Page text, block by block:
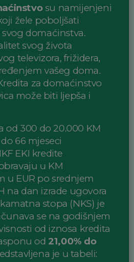
su namijenjeni
žele poboljšati
svog domaćinstva.
svog života
televizora, frižidera,
vašeg doma.
za domaćinstvo
može biti ljepša i
od 300 do 20.000 KM
66 mjeseci
EKI kredite
u KM
u EUR po srednjem
na dan izrade ugovora
stopa (NKS) je
se na godišnjem
od iznosa kredita
od21,00% do
je u tabeli: